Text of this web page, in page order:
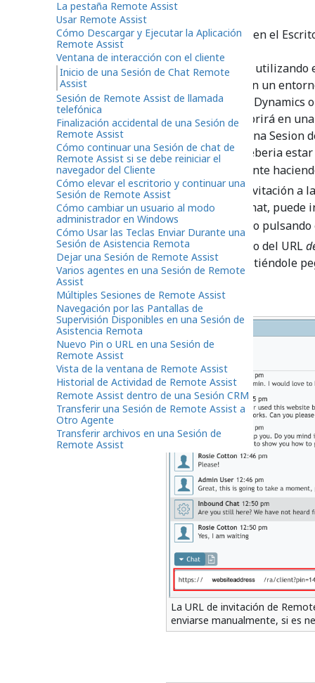
AAsistencia remota
en el
Contextual
Nota: Si está utilizando
incrustado en un
ServiceNow, Dynamics
remota se abrirá en
Si se encuentra en una
Invitacion remota deberia
para enviar a su cliente
Nota: Si la URL de invitación a
cuadro de texto de chat,
copiando y pegando o
Portapapeles
al lado del URL
Portapapeles, permitiéndole
La URL de invitación de
enviarse manualmente, si es
La pestaña Remote Assist
Usar Remote Assist
Cómo Descargar y Ejecutar la Aplicación
Remote Assist
Ventana de interacción con el cliente
Inicio de una Sesión de Chat Remote
Assist
Sesión de Remote Assist de llamada
telefónica
Finalización accidental de una Sesión de
Remote Assist
Cómo continuar una Sesión de chat de
Remote Assist si se debe reiniciar el
navegador del Cliente
Cómo elevar el escritorio y continuar una
Sesión de Remote Assist
Cómo cambiar un usuario al modo
administrador en Windows
Cómo Usar las Teclas Enviar Durante una
Sesión de Asistencia Remota
Dejar una Sesión de Remote Assist
Varios agentes en una Sesión de Remote
Assist
Múltiples Sesiones de Remote Assist
Navegación por las Pantallas de
Supervisión Disponibles en una Sesión de
Asistencia Remota
Nuevo Pin o URL en una Sesión de
Remote Assist
Vista de la ventana de Remote Assist
Historial de Actividad de Remote Assist
Remote Assist dentro de una Sesión CRM
Transferir una Sesión de Remote Assist a
Otro Agente
Transferir archivos en una Sesión de
Remote Assist